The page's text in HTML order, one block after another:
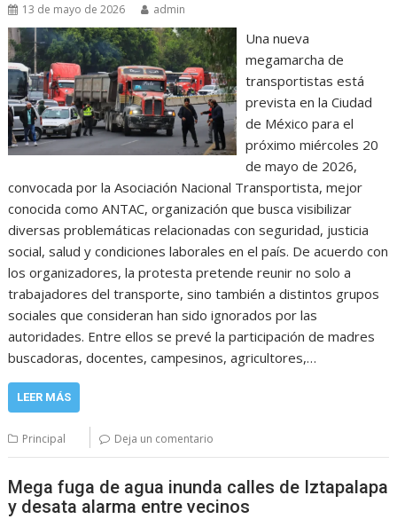
13 de mayo de 2026 admin
Una nueva
megamarcha de
transportistas está
prevista en la Ciudad
de México para el
próximo miércoles 20
de mayo de 2026,
convocada por la Asociación Nacional Transportista, mejor
conocida como ANTAC, organización que busca visibilizar
diversas problemáticas relacionadas con seguridad, justicia
social, salud y condiciones laborales en el país. De acuerdo con
los organizadores, la protesta pretende reunir no solo a
trabajadores del transporte, sino también a distintos grupos
sociales que consideran han sido ignorados por las
autoridades. Entre ellos se prevé la participación de madres
buscadoras, docentes, campesinos, agricultores,…
LEER MÁS
Principal Deja un comentario
Mega fuga de agua inunda calles de Iztapalapa
y desata alarma entre vecinos